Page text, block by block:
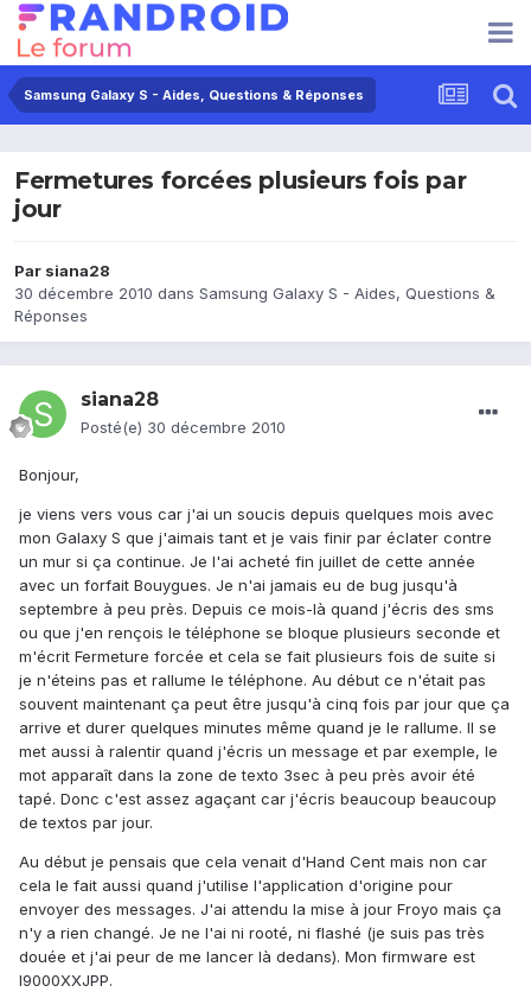
Samsung Galaxy S - Aides, Questions & Réponses
Fermetures forcées plusieurs fois par
jour
Par siana28
30 décembre 2010 dans Samsung Galaxy S - Aides, Questions &
Réponses
siana28
Posté(e) 30 décembre 2010
Bonjour,
je viens vers vous car j'ai un soucis depuis quelques mois avec
mon Galaxy S que j'aimais tant et je vais finir par éclater contre
un mur si ça continue. Je l'ai acheté fin juillet de cette année
avec un forfait Bouygues. Je n'ai jamais eu de bug jusqu'à
septembre à peu près. Depuis ce mois-là quand j'écris des sms
ou que j'en rençois le téléphone se bloque plusieurs seconde et
m'écrit Fermeture forcée et cela se fait plusieurs fois de suite si
je n'éteins pas et rallume le téléphone. Au début ce n'était pas
souvent maintenant ça peut être jusqu'à cinq fois par jour que ça
arrive et durer quelques minutes même quand je le rallume. Il se
met aussi à ralentir quand j'écris un message et par exemple, le
mot apparaît dans la zone de texto 3sec à peu près avoir été
tapé. Donc c'est assez agaçant car j'écris beaucoup beaucoup
de textos par jour.
Au début je pensais que cela venait d'Hand Cent mais non car
cela le fait aussi quand j'utilise l'application d'origine pour
envoyer des messages. J'ai attendu la mise à jour Froyo mais ça
n'y a rien changé. Je ne l'ai ni rooté, ni flashé (je suis pas très
douée et j'ai peur de me lancer là dedans). Mon firmware est
I9000XXJPP.